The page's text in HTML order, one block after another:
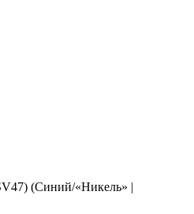
(Синий/«Никель» |